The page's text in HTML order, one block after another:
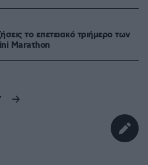
το επετειακό τριήμερο των
Marathon